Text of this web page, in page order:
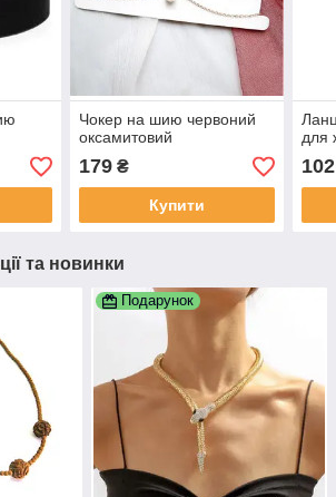
Чокер на шию червоний
оксамитовий
179₴
Купити
для
102
та новинки
Подарунок